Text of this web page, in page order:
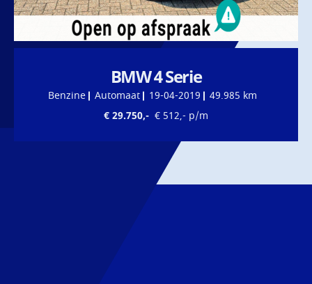
BMW 4 Serie
Benzine Automaat 19-04-2019 49.985 km
€ 29.750,- € 512,- p/m